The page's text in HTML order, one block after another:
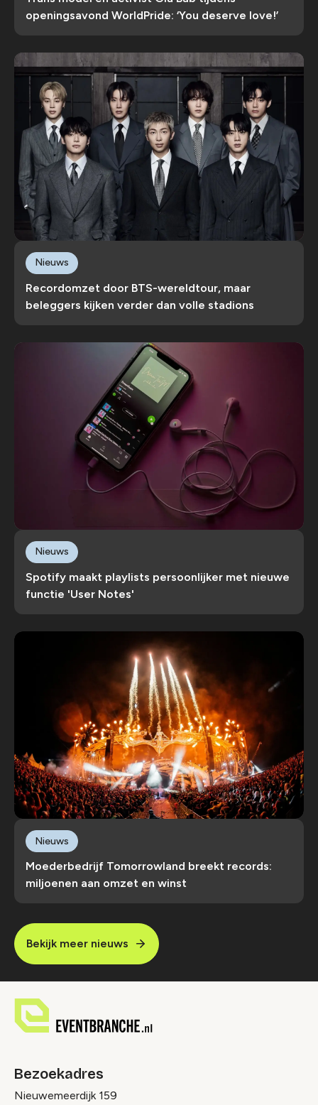
openingsavond WorldPride: ‘You deserve love!’
Recordomzet door BTS-wereldtour, maar
beleggers kijken verder dan volle stadions
Nieuws
Spotify maakt playlists persoonlijker met nieuwe
functie 'User Notes'
Nieuws
Moederbedrijf Tomorrowland breekt records:
miljoenen aan omzet en winst
Nieuws
Bekijk meer nieuws
Bezoekadres
Nieuwemeerdijk 159